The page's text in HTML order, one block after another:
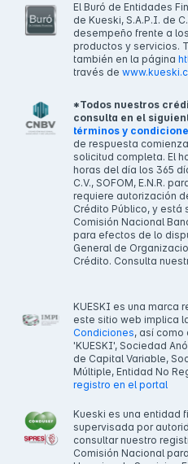
El Buró de Entidades
de Kueski, S.A.P.I. de
desempeño frente a
productos y servicios.
también en la página
través de
*Todos nuestros
consulta en el
términos y
de respuesta
solicitud completa. El
horas del día los 365
C.V., SOFOM, E.N.R.
requiere autorización
Crédito Público, y está
Comisión Nacional
para efectos de lo
General de
Crédito. Consulta
KUESKI es una marca
este sitio web implica
Condiciones, así como
'KUESKI', Sociedad
de Capital Variable,
Múltiple, Entidad No
registro en el portal
Kueski es una entidad
supervisada por
consultar nuestro
Comisión Nacional